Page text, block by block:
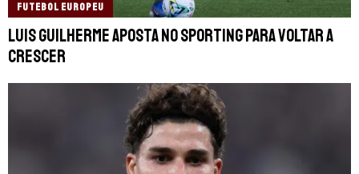
FUTEBOL EUROPEU
Luis Guilherme aposta no Sporting para voltar a
crescer